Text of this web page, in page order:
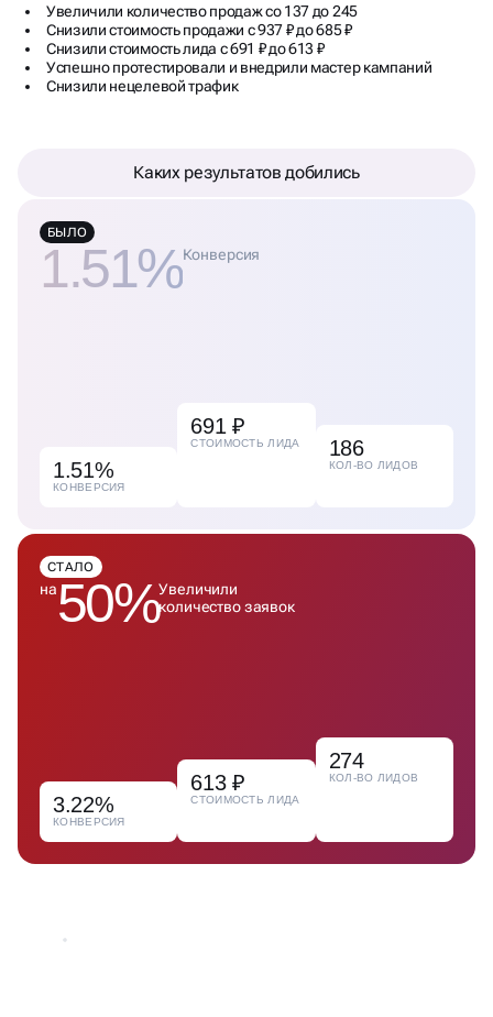
Увеличили количество продаж со 137 до 245
Снизили стоимость продажи с 937 ₽ до 685 ₽
Снизили стоимость лида с 691 ₽ до 613 ₽
Успешно протестировали и внедрили мастер кампаний
Снизили нецелевой трафик
Каких результатов добились
БЫЛО
1.51%Конверсия
1.51%
КОНВЕРСИЯ
691 ₽
СТОИМОСТЬ ЛИДА 186
КОЛ-ВО ЛИДОВ
СТАЛО
на50%Увеличили
количество заявок
3.22%
КОНВЕРСИЯ
613 ₽
СТОИМОСТЬ ЛИДА
274
КОЛ-ВО ЛИДОВ